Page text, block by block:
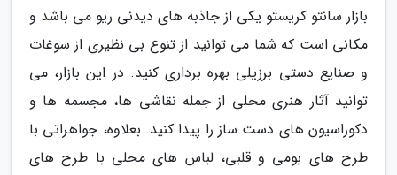
بازار سانتو کریستو یکی از جاذبه های دیدنی ریو می باشد و
مکانی است که شما می توانید از تنوع بی نظیری از سوغات
و صنایع دستی برزیلی بهره برداری کنید. در این بازار، می
توانید آثار هنری محلی از جمله نقاشی ها، مجسمه ها و
دکوراسیون های دست ساز را پیدا کنید. بعلاوه، جواهراتی با
طرح های بومی و قلبی، لباس های محلی با طرح های